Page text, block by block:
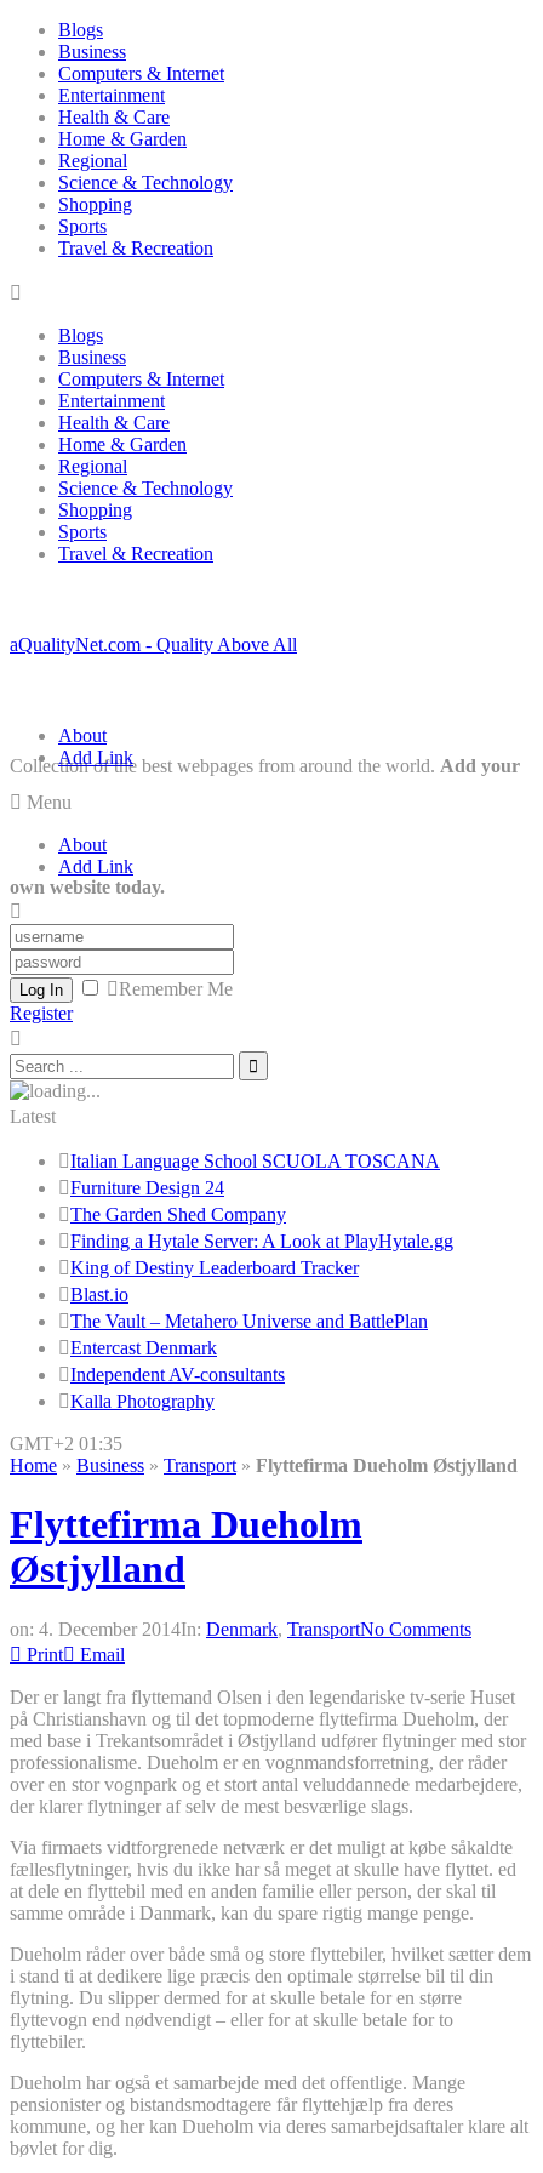
Blogs
Business
Computers & Internet
Entertainment
Health & Care
Home & Garden
Regional
Science & Technology
Shopping
Sports
Travel & Recreation
Blogs
Business
Computers & Internet
Entertainment
Health & Care
Home & Garden
Regional
Science & Technology
Shopping
Sports
Travel & Recreation
aQualityNet.com - Quality Above All
Collection of the best webpages from around the world. Add your
own website today.
About
Add Link
Menu
About
Add Link
Log In
Remember Me
Register
Latest
Italian Language School SCUOLA TOSCANA
Furniture Design 24
The Garden Shed Company
Finding a Hytale Server: A Look at PlayHytale.gg
King of Destiny Leaderboard Tracker
Blast.io
The Vault – Metahero Universe and BattlePlan
Entercast Denmark
Independent AV-consultants
Kalla Photography
GMT+2 01:35
Home » Business » Transport » Flyttefirma Dueholm Østjylland
Flyttefirma Dueholm
Østjylland
on: 4. December 2014In: Denmark, TransportNo Comments
Print
Email
Der er langt fra flyttemand Olsen i den legendariske tv-serie Huset
på Christianshavn og til det topmoderne flyttefirma Dueholm, der
med base i Trekantsområdet i Østjylland udfører flytninger med stor
professionalisme. Dueholm er en vognmandsforretning, der råder
over en stor vognpark og et stort antal veluddannede medarbejdere,
der klarer flytninger af selv de mest besværlige slags.
Via firmaets vidtforgrenede netværk er det muligt at købe såkaldte
fællesflytninger, hvis du ikke har så meget at skulle have flyttet. ed
at dele en flyttebil med en anden familie eller person, der skal til
samme område i Danmark, kan du spare rigtig mange penge.
Dueholm råder over både små og store flyttebiler, hvilket sætter dem
i stand ti at dedikere lige præcis den optimale størrelse bil til din
flytning. Du slipper dermed for at skulle betale for en større
flyttevogn end nødvendigt – eller for at skulle betale for to
flyttebiler.
Dueholm har også et samarbejde med det offentlige. Mange
pensionister og bistandsmodtagere får flyttehjælp fra deres
kommune, og her kan Dueholm via deres samarbejdsaftaler klare alt
bøvlet for dig.